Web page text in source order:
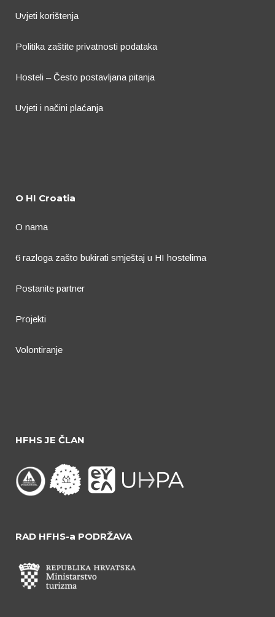
Uvjeti korištenja
Politika zaštite privatnosti podataka
Hosteli – Često postavljana pitanja
Uvjeti i načini plaćanja
O HI Croatia
O nama
6 razloga zašto bukirati smještaj u HI hostelima
Postanite partner
Projekti
Volontiranje
HFHS JE ČLAN
RAD HFHS-a PODRŽAVA